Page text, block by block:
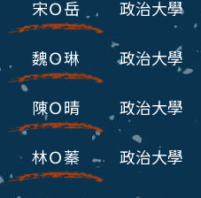
宋Ｏ岳 政治大學
魏Ｏ琳 政治大學
陳Ｏ晴 政治大學
林Ｏ蓁 政治大學